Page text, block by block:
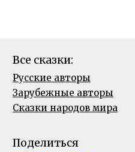
Все сказки:
Русские авторы
Зарубежные авторы
Сказки народов мира
Поделиться